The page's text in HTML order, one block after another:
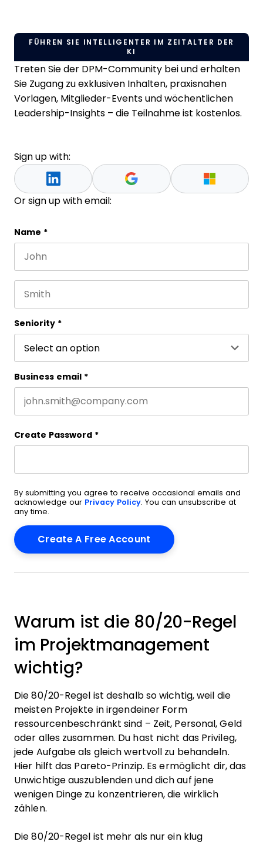
FÜHREN SIE INTELLIGENTER IM ZEITALTER DER
KI
Treten Sie der DPM-Community bei und erhalten
Sie Zugang zu exklusiven Inhalten, praxisnahen
Vorlagen, Mitglieder-Events und wöchentlichen
Leadership-Insights – die Teilnahme ist kostenlos.
Sign up with:
Or sign up with email:
Comments
This field is for validation purposes and should be
Name *
Seniority *
Business email *
Create Password *
By submitting you agree to receive occasional emails and
acknowledge our Privacy Policy. You can unsubscribe at
any time.
Warum ist die 80/20-Regel
im Projektmanagement
wichtig?
Die 80/20-Regel ist deshalb so wichtig, weil die
meisten Projekte in irgendeiner Form
ressourcenbeschränkt sind – Zeit, Personal, Geld
oder alles zusammen. Du hast nicht das Privileg,
jede Aufgabe als gleich wertvoll zu behandeln.
Hier hilft das Pareto-Prinzip. Es ermöglicht dir, das
Unwichtige auszublenden und dich auf jene
wenigen Dinge zu konzentrieren, die wirklich
zählen.
Die 80/20-Regel ist mehr als nur ein klug